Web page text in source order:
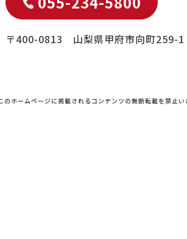
〒400-0813 山梨県甲府市向町259-1
のホームページに掲載されるコンテンツの無断転載を禁止い